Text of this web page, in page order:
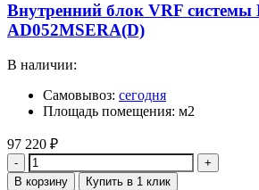
Внутренний блок VRF системы
AD052MSERA(D)
В наличии:
Самовывоз: сегодня
Площадь помещения: м2
97 220 ₽
Количество
В корзину Купить в 1 клик